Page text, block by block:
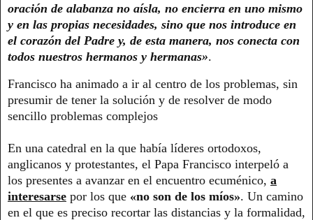
oración de alabanza no aísla, no encierra en uno mismo
y en las propias necesidades, sino que nos introduce en
el corazón del Padre y, de esta manera, nos conecta con
todos nuestros hermanos y hermanas».
Francisco ha animado a ir al centro de los problemas, sin
presumir de tener la solución y de resolver de modo
sencillo problemas complejos
En una catedral en la que había líderes ortodoxos,
anglicanos y protestantes, el Papa Francisco interpeló a
los presentes a avanzar en el encuentro ecuménico, a
interesarse por los que «no son de los míos». Un camino
en el que es preciso recortar las distancias y la formalidad,